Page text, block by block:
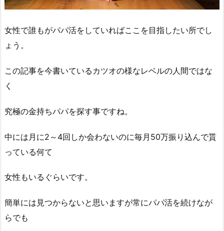
女性で誰もがパパ活をしていればここを目指したい所でし
ょう。
この記事を今書いているカツオの様なレベルの人間ではな
く
究極の金持ちパパを探す事ですね。
中には月に2～4回しか会わないのに毎月50万振り込んで貰
っている何て
女性もいるぐらいです。
簡単には見つからないと思いますが常にパパ活を続けなが
らでも